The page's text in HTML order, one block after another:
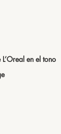
en el tono